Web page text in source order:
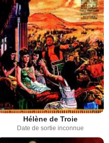
Hélène de Troie
Date de sortie inconnue